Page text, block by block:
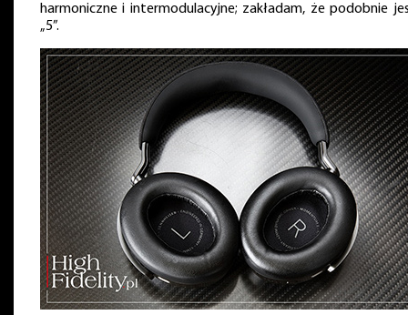
harmoniczne i intermodulacyjne; zakładam, że podobnie
„5”.